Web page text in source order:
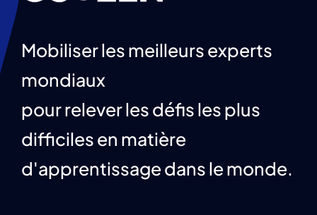
Mobiliser les meilleurs experts
mondiaux
pour relever les défis les plus
difficiles en matière
d'apprentissage dans le monde.